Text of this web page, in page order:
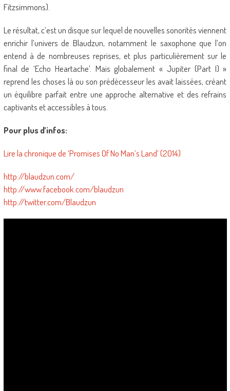
Fitzsimmons).
Le résultat, c’est un disque sur lequel de nouvelles sonorités viennent
enrichir l’univers de Blaudzun, notamment le saxophone que l’on
entend à de nombreuses reprises, et plus particulièrement sur le
final de ‘Echo Heartache’. Mais globalement « Jupiter (Part I) »
reprend les choses là ou son prédécesseur les avait laissées, créant
un équilibre parfait entre une approche alternative et des refrains
captivants et accessibles à tous.
Pour plus d’infos:
Lire la chronique de ‘Promises Of No Man’s Land’ (2014)
http://blaudzun.com/
http://www.facebook.com/blaudzun
http://twitter.com/Blaudzun